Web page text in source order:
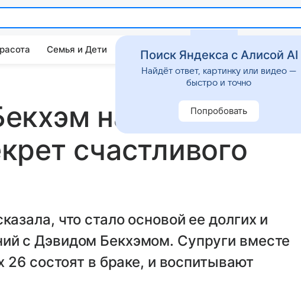
Семья и Дети Дом Гороскопы Стиль жизни
назвала
счастливого
что стало основой ее долгих и
с Дэвидом Бекхэмом. Супруги вместе
26 состоят в браке, и воспитывают
Поиск Яндекса с Алисой AI
Найдёт ответ, картинку или видео —
быстро и точно
Попробовать